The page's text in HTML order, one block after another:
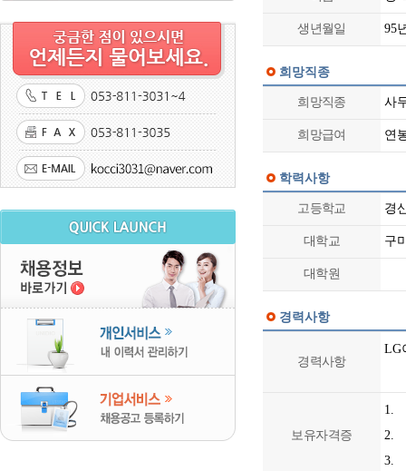
생년월일 95
희망직종
희망직종 사
희망급여 연
학력사항
고등학교 경
대학교 구
대학원
경력사항
경력사항
LG
보유자격증
1.
2.
3.